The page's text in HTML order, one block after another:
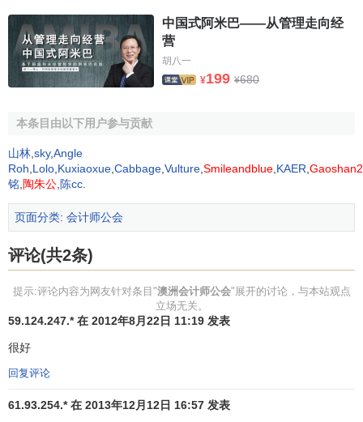
税法、资金管理。选修考试不分顺序，可随意挑选。选修科
目考试题型全部为选择题。
每次考试最多可选择三科考试，但考试官并不推荐。会
员最快可于一年半内完成考试，最长为期五年。
第三步：拥有三年经认可的行业工作经验。
这三年工作经验应在会计、财务、商务咨询等相关领域
内取得；同时，申请人在工作期间必须有一位职业指导顾
问，帮助申请人取得工作中所应掌握的各项技能。这名顾问
的基本条件是本人为澳洲CPA或FCPA(资深CPA)或是澳公会
认可的其他会计师组织的正式会员，且在取得CPA或相应资
格后有至少2 年的相关工作经验。
第四步：出席会员迎新工作坊。
完成之后，会员由ASA可申请成为CPA，即澳洲注册会
计师。
第五步：在香港或者海外的会计/或财务/或商务上积累十
中国式阿米巴——从管理走向经
营
胡八一
¥199 ¥680
本条目由以下用户参与贡献
山林 sky,Angle
Roh Lolo Kuxiaoxue Cabbage Vulture Smileandblue KAER
铭 陶朱公 陈cc
页面分类: 会计师公会
评论(共2条)
提示:评论内容为网友针对条目"澳洲会计师公会"展开的讨论，与本站观点
立场无关。
59.124.247.* 在 2012年8月22日 11:19 发表
很好
回复评论
61.93.254.* 在 2013年12月12日 16:57 发表